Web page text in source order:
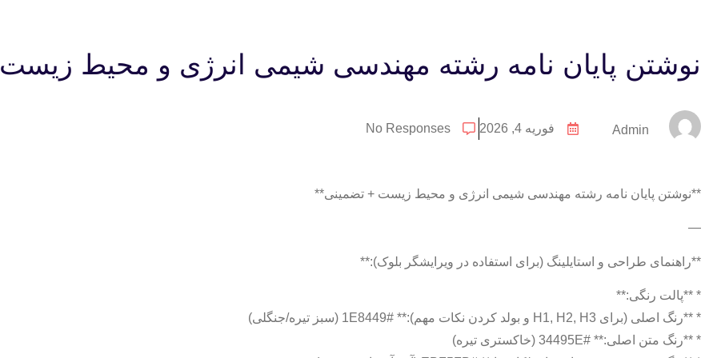
نوشتن پایان نامه رشته مهندسی شیمی انرژی و محیط
Admin فوریه 4, 2026 No Responses
**نوشتن پایان نامه رشته مهندسی شیمی انرژی و محیط زیست + تضمینی**
—
**راهنمای طراحی و استایلینگ (برای استفاده در ویرایشگر بلوک):**
* **پالت رنگی:**
* **رنگ اصلی (برای H1, H2, H3 و بولد کردن نکات مهم):** #1E8449 (سبز تیره/جنگلی)
* **رنگ متن اصلی:** #34495E (خاکستری تیره)